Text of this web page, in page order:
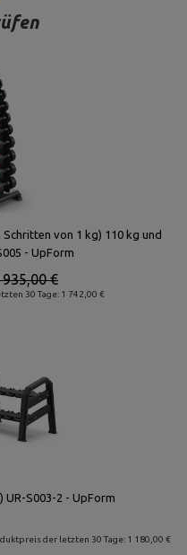
von 1 kg) 110 kg und
- UpForm
30 Tage: 1 742,00 €
935,00 €
UR-S003-2 - UpForm
der letzten 30 Tage: 1 180,00 €